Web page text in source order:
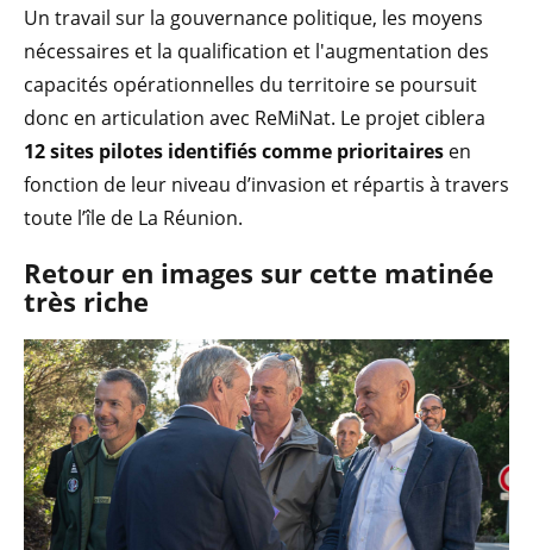
Un travail sur la gouvernance politique, les moyens
nécessaires et la qualification et l'augmentation des
capacités opérationnelles du territoire se poursuit
donc en articulation avec ReMiNat. Le projet ciblera
12 sites pilotes identifiés comme prioritaires en
fonction de leur niveau d’invasion et répartis à travers
toute l’île de La Réunion.
Retour en images sur cette matinée
très riche